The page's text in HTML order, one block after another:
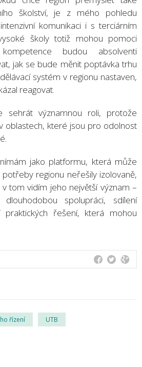
školství, je z mého pohledu
komunikaci i s terciárním
školy totiž mohou pomoci
budou absolventi
jak se bude měnit poptávka trhu
systém v regionu nastaven,
reagovat.
sehrát významnou roli, protože
oblastech, které jsou pro odolnost
jako platformu, která může
regionu neřešily izolovaně,
tom vidím jeho největší význam –
spolupráci, sdílení
praktických řešení, která mohou
řízení UTB